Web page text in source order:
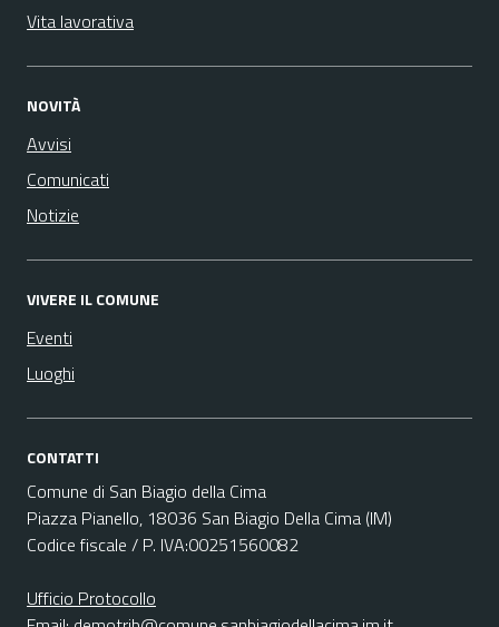
Vita lavorativa
NOVITÀ
Avvisi
Comunicati
Notizie
VIVERE IL COMUNE
Eventi
Luoghi
CONTATTI
Comune di San Biagio della Cima
Piazza Pianello, 18036 San Biagio Della Cima (IM)
Codice fiscale / P. IVA:00251560082
Ufficio Protocollo